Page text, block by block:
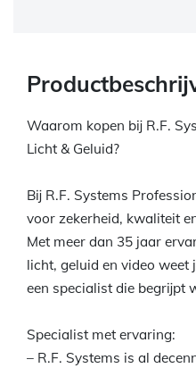
Waarom kopen bij R.F.
Licht & Geluid?
Bij R.F. Systems
voor zekerheid, kwaliteit
Met meer dan 35 jaar
licht, geluid en video weet
een specialist die begrijpt
Specialist met ervaring:
– R.F. Systems is al